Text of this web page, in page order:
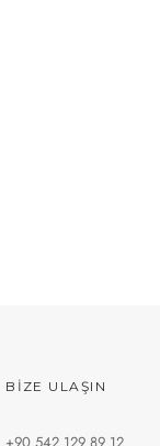
BIZE ULAŞIN